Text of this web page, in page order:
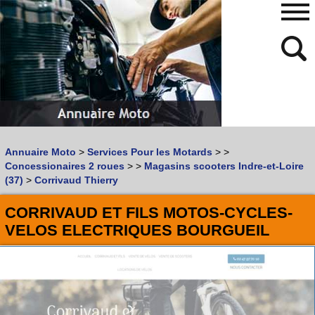
Vous recherchez un garage MOTOouSCOOTER
Quoi :
Où :
Trouver un garage Moto !
Retrouvez dans votre VILLE
les bonnes adresses deL'ANNUAIRE MOTO & SCOOTER
480
768
Annuaire Moto > Services Pour les Motards > >
Concessionaires 2 roues > > Magasins scooters Indre-et-Loire
(37) > Corrivaud Thierry
CORRIVAUD ET FILS MOTOS-CYCLES-
VELOS ELECTRIQUES BOURGUEIL